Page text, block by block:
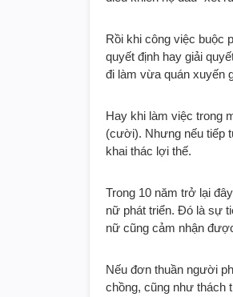
Rồi khi công việc buộc
quyết định hay giải
đi làm vừa quán xuyến
Hay khi làm việc trong
(cười). Nhưng nếu tiếp
khai thác lợi thế.
Trong 10 năm trở lại
nữ phát triển. Đó là sự
nữ cũng cảm nhận
Nếu đơn thuần người
chồng, cũng như thách